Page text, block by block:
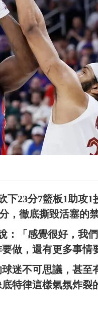
23分7籃板1助攻1
，徹底撕毀活塞的禁
「感覺很好，我
做，還有更多事情
迷不可思議，甚至
特律這樣氣氛炸裂